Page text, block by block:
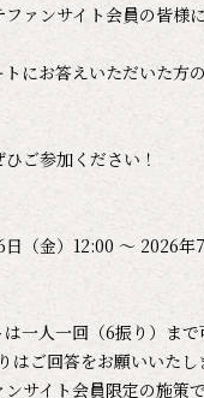
ァンサイト会員の皆様
トにお答えいただいた方
ご参加ください！
（金）12:00 ～ 2026年
は一人一回（6振り）まで
ご回答をお願いいたし
ンサイト会員限定の施策で